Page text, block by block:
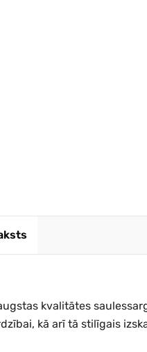
kvalitātes
kā arī tā stilīgais